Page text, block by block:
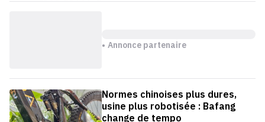
Annonce partenaire
Normes chinoises plus dures,
usine plus robotisée : Bafang
change de tempo